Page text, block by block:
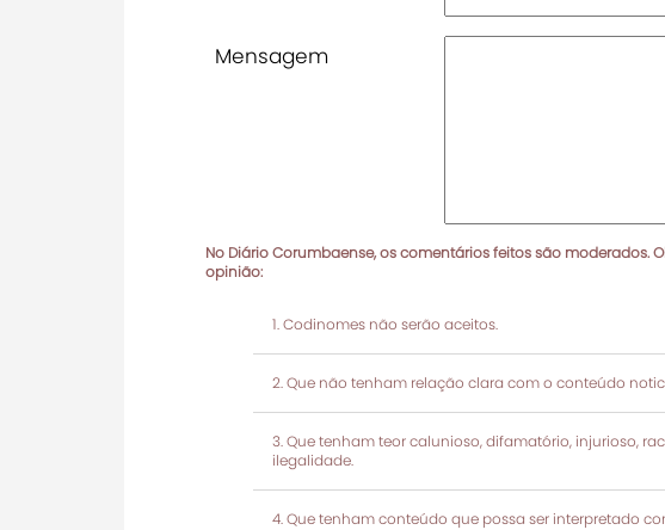
Mensagem
No Diário Corumbaense, os comentários feitos são moderados.
opinião:
Codinomes não serão aceitos.
Que não tenham relação clara com o conteúdo
Que tenham teor calunioso, difamatório, injurioso,
ilegalidade.
Que tenham conteúdo que possa ser interpretado